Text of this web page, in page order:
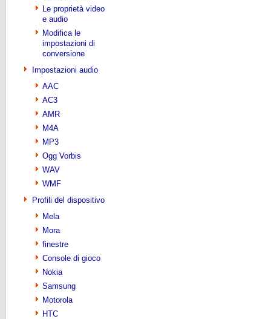
Le proprietà video
e audio
Modifica le
impostazioni di
conversione
Impostazioni audio
AAC
AC3
AMR
M4A
MP3
Ogg Vorbis
WAV
WMF
Profili del dispositivo
Mela
Mora
finestre
Console di gioco
Nokia
Samsung
Motorola
HTC